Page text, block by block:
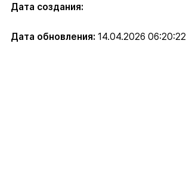
Дата создания:
Дата обновления: 14.04.2026 06:20:22